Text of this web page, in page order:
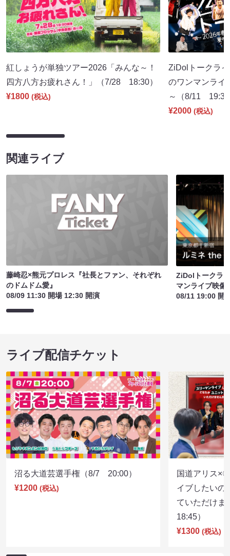
紅しょうが単独ツアー2026「みんな～！
四方八方お疲れさん！」（7/28 18:30）
¥1800 (税込)
ZiDolトークラ
のワンマンライ
～（8/11
¥2000 (税込)
関連ライブ
藤崎忍×熊元プロレス『社長とファン、それぞれ
のドムドム愛』
08/09 11:30 開場 12:30 開演
ZiDolトークラ
マンライブ映像
08/11 19:00 開
ライブ配信チケット
沼る大道芸選手権（8/7 20:00）
¥1200 (税込)
国道アリス×
イブしたいの
ていただけ
18:45）
¥1300 (税込)